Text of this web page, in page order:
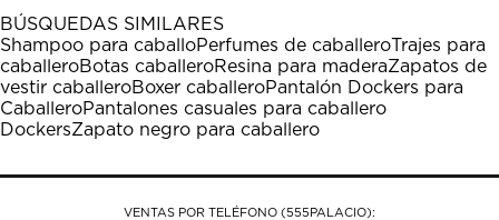
1
estrella
Esta
acción
abrirá
el
formulario
envío.
estrellas.
Esta
acción
abrirá
el
formulario
envío.
estrellas.
Esta
acción
abrirá
el
formulario
envío.
estrellas.
Esta
acción
abrirá
el
formulario
envío.
estrellas.
Esta
acción
abrirá
el
formulario
envío.
BÚSQUEDAS SIMILARES
Shampoo para caballoPerfumes de caballeroTrajes para
caballeroBotas caballeroResina para maderaZapatos de
vestir caballeroBoxer caballeroPantalón Dockers para
CaballeroPantalones casuales para caballero
DockersZapato negro para caballero
VENTAS POR TELÉFONO (555PALACIO):